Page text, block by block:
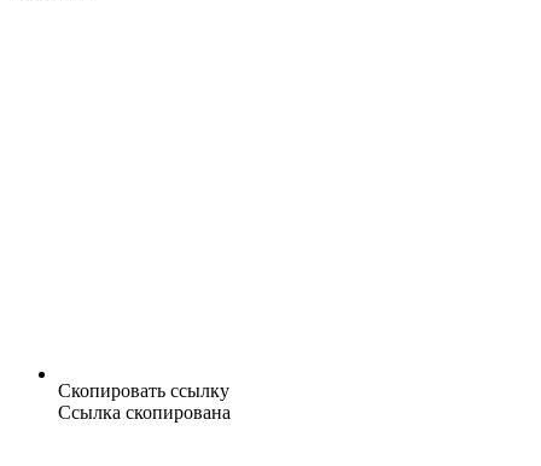
Скопировать ссылку
Ссылка скопирована